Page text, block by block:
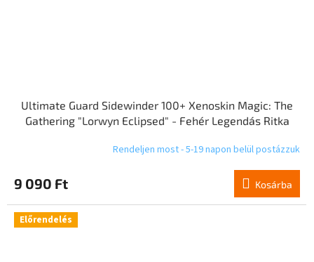
Ultimate Guard Sidewinder 100+ Xenoskin Magic: The
Gathering "Lorwyn Eclipsed" - Fehér Legendás Ritka
Rendeljen most - 5-19 napon belül postázzuk
9 090 Ft Kosárba
Előrendelés